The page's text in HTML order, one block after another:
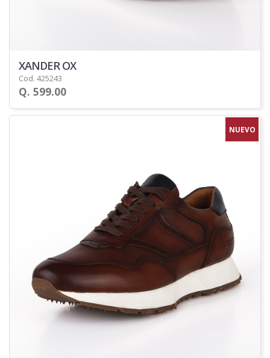
XANDER OX
Cod. 425243
Q. 599.00
NUEVO